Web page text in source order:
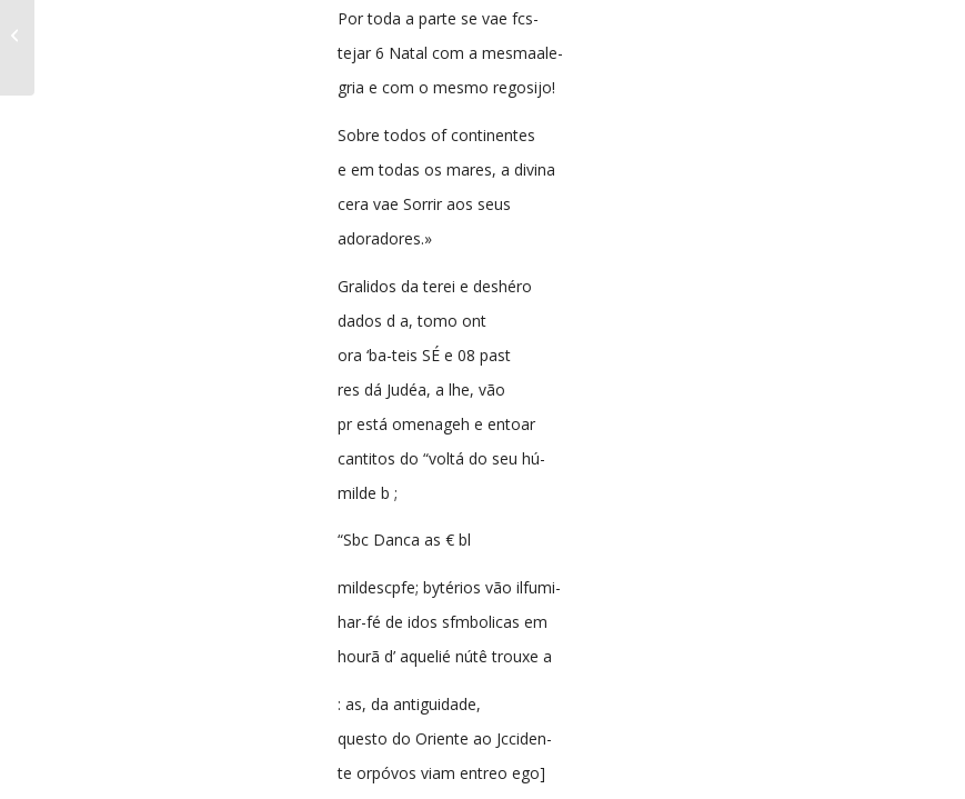
Por toda a parte se vae fcs-
tejar 6 Natal com a mesmaale-
gria e com o mesmo regosijo!
Sobre todos of continentes
e em todas os mares, a divina
cera vae Sorrir aos seus
adoradores.»
Gralidos da terei e deshéro
dados d a, tomo ont
ora ‘ba-teis SÉ e 08 past
res dá Judéa, a lhe, vão
pr está omenageh e entoar
cantitos do “voltá do seu hú-
milde b ;
“Sbc Danca as € bl
mildescpfe; bytérios vão ilfumi-
har-fé de idos sfmbolicas em
hourã d’ aquelié nútê trouxe a
: as, da antiguidade,
questo do Oriente ao Jcciden-
te orpóvos viam entreo ego]